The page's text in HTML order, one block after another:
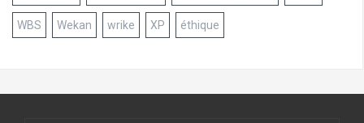
WBS Wekan wrike XP éthique